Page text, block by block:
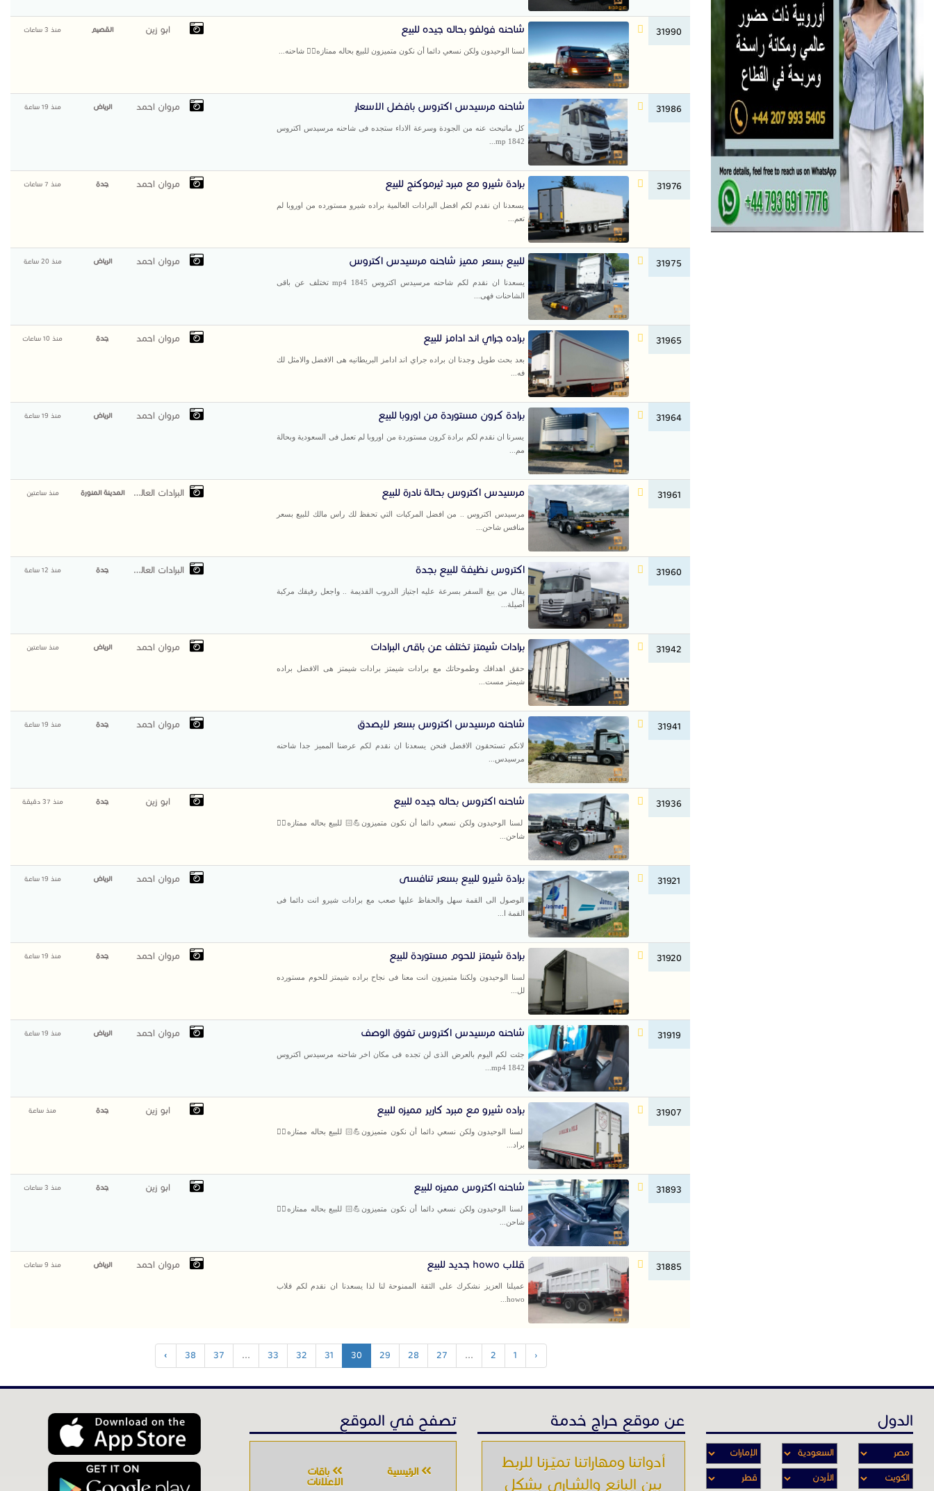
31990 شاحنه فولفو بحاله جيده للبيع
لسنا الوحيدون ولكن نسعي دائما أن نكون متميزون للبيع بحاله ممتازه👌🏻 شاحنه...
ابو زين القصيم منذ 3 ساعات
31986 شاحنه مرسيدس اكتروس بافضل الاسعار
كل ماتبحث عنه من الجودة وسرعة الاداء ستجده فى شاحنه مرسيدس اكتروس
1842 mp...
مروان احمد الرياض منذ 19 ساعة
31976 برادة شيرو مع مبرد ثيرموكنج للبيع
يسعدنا ان نقدم لكم افضل البرادات العالمية براده شيرو مستورده من اوروبا لم
تعم...
مروان احمد جدة منذ 7 ساعات
31975 للبيع بسعر مميز شاحنه مرسيدس اكتروس
يسعدنا ان نقدم لكم شاحنه مرسيدس اكتروس 1845 mp4 تختلف عن باقى
الشاحنات فهى...
مروان احمد الرياض منذ 20 ساعة
31965 براده جراي اند ادامز للبيع
بعد بحث طويل وجدنا ان براده جراي اند ادامز البريطانيه هى الافضل والامثل لك
فه...
مروان احمد جدة منذ 10 ساعات
31964 برادة كرون مستوردة من اوروبا للبيع
يسرنا ان نقدم لكم برادة كرون مستوردة من اوروبا لم تعمل فى السعودية وبحالة
مم...
مروان احمد الرياض منذ 19 ساعة
31961 مرسيدس اكتروس بحالة نادرة للبيع
مرسيدس اكتروس .. من افضل المركبات التي تحفظ لك راس مالك للبيع بسعر
منافس شاحن...
البرادات العالمية المدينة المنورة منذ ساعتين
31960 اكتروس نظيفة للبيع بجدة
يقال من يبغ السفر بسرعة عليه اجتياز الدروب القديمة .. واجعل رفيقك مركبة
أصيلة...
البرادات العالمية جدة منذ 12 ساعة
31942 برادات شيمتز تختلف عن باقى البرادات
حقق اهدافك وطموحاتك مع برادات شيمتز برادات شيمتز هى الافضل براده
شيمتز مست...
مروان احمد الرياض منذ ساعتين
31941 شاحنه مرسيدس اكتروس بسعر لايصدق
لانكم تستحقون الافضل فنحن يسعدنا ان نقدم لكم عرضنا المميز جدا شاحنه
مرسيدس...
مروان احمد جدة منذ 19 ساعة
31936 شاحنه اكتروس بحاله جيده للبيع
لسنا الوحيدون ولكن نسعي دائما أن نكون متميزون💪🏻 للبيع بحاله ممتازه👌🏻
شاحن...
ابو زين جدة منذ 37 دقيقة
31921 برادة شيرو للبيع بسعر تنافسى
الوصول الى القمة سهل والحفاظ عليها صعب مع برادات شيرو انت دائما فى
القمة ا...
مروان احمد الرياض منذ 19 ساعة
31920 برادة شيمتز للحوم مستوردة للبيع
لسنا الوحيدون ولكننا متميزون انت معنا فى نجاح براده شيمتز للحوم مستورده
لل...
مروان احمد جدة منذ 19 ساعة
31919 شاحنه مرسيدس اكتروس تفوق الوصف
جئت لكم اليوم بالعرض الذى لن تجده فى مكان اخر شاحنه مرسيدس اكتروس
1842 mp4...
مروان احمد الرياض منذ 19 ساعة
31907 براده شيرو مع مبرد كارير مميزه للبيع
لسنا الوحيدون ولكن نسعي دائما أن نكون متميزون💪🏻 للبيع بحاله ممتازه👌🏻
براد...
ابو زين جدة منذ ساعة
31893 شاحنه اكتروس مميزه للبيع
لسنا الوحيدون ولكن نسعي دائما أن نكون متميزون💪🏻 للبيع بحاله ممتازه👌🏻
شاحن...
ابو زين جدة منذ 3 ساعات
31885 قلاب howo جديد للبيع
عميلنا العزيز نشكرك على الثقة الممنوحة لنا لذا يسعدنا ان نقدم لكم قلاب
howo...
مروان احمد الرياض منذ 9 ساعات
‹
1
2
...
27
28
29
30
31
32
33
...
37
38
›
الدول عن موقع حراج خدمة
أدواتنا ومهاراتنا تميّـزنا للربط
بين البائع والشـاري بشكل
تصفح في الموقع
الرئيسية
باقات
الإعلانات